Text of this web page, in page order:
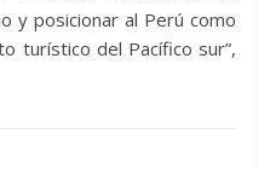
y posicionar al Perú como
turístico del Pacífico sur”,